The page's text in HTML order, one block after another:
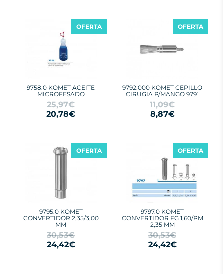
9758.0 KOMET ACEITE
MICROFESADO
25,97€
20,78€
OFERTA
9792.000 KOMET CEPILLO
CIRUGIA P/MANGO 9791
11,09€
8,87€
OFERTA
9795.0 KOMET
CONVERTIDOR 2,35/3,00
MM
30,53€
24,42€
OFERTA
9797.0 KOMET
CONVERTIDOR FG 1,60/PM
2,35 MM
30,53€
24,42€
OFERTA